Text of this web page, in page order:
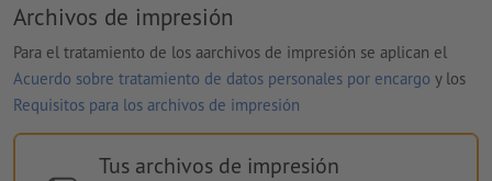
Archivos de impresión
Para el tratamiento de los aarchivos de impresión se aplican el
Acuerdo sobre tratamiento de datos personales por encargo y los
Requisitos para los archivos de impresión
Tus archivos de impresión